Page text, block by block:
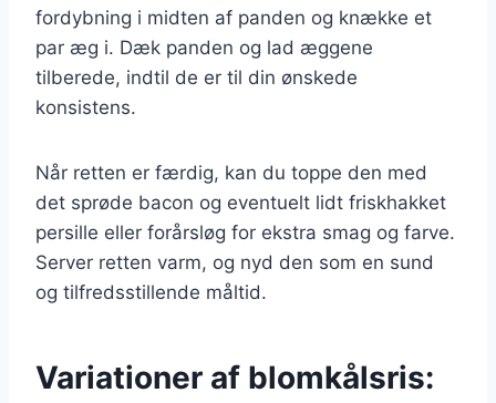
fordybning i midten af panden og knække et
par æg i. Dæk panden og lad æggene
tilberede, indtil de er til din ønskede
konsistens.
Når retten er færdig, kan du toppe den med
det sprøde bacon og eventuelt lidt friskhakket
persille eller forårsløg for ekstra smag og farve.
Server retten varm, og nyd den som en sund
og tilfredsstillende måltid.
Variationer af blomkålsris: